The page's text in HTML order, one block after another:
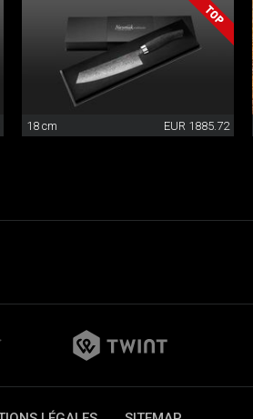
18 cm EUR 1885.72